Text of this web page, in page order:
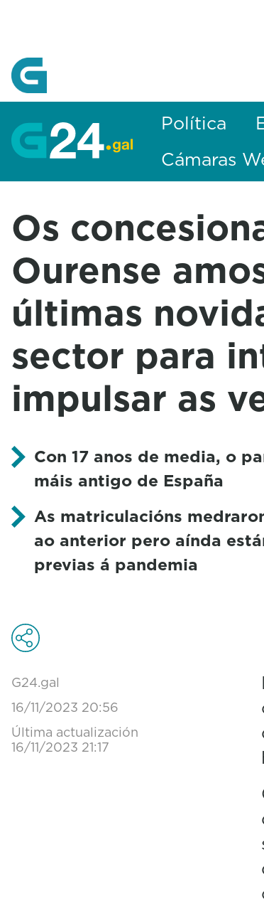
Política
Cámaras
Os
Ourense
últimas
sector para
impulsar as
Con 17 anos de media, o
máis antigo de España
As matriculacións
ao anterior pero aínda
previas á pandemia
G24.gal
16/11/2023 20:56
Última actualización
16/11/2023 21:17